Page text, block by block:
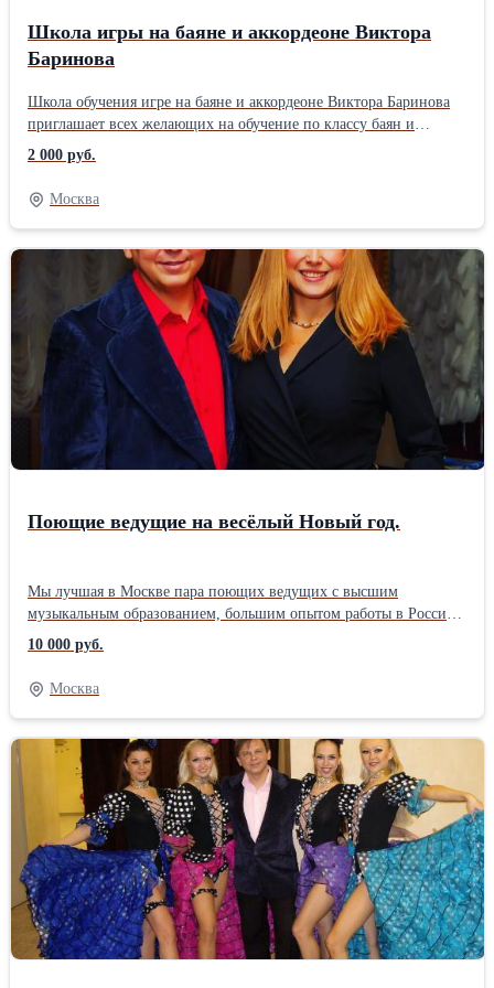
Школа игры на баяне и аккордеоне Виктора
Баринова
Школа обучения игре на баяне и аккордеоне Виктора Баринова
приглашает всех желающих на обучение по классу баян и
аккордеон.Если у Вас есть желание освоить эти инструменты,вы
готовы набраться терпения,я смогу Вам помочь научиться играть
на этих удивительных инструментах.Мои ученики это ученики
музыкальных школ,которые повышают своё мастерство и учат
программу,студенты Вузов и простые любители музыки. Для
каждого уровня ученика я разработал свой авторский метод
обучения.Обучаю с нуля, помогу подобрать инструмент. Готовлю
студентов и учащихся на международные конкурсы.Приходите
заниматься!
2 000 руб.
Москва
Поющие ведущие на весёлый Новый год.
Мы лучшая в Москве пара поющих ведущих с высшим
музыкальным образованием, большим опытом работы в России
и за рубежом. Если Вам нужна яркая и недорогая Новогодняя
программа – мы для Вас просто находка. Мы в одном лице и
организаторы, и исполнители праздника. Мы работаем по всей
Московской области и Москве, имеем свою аппаратуру, свет и
транспорт, выезжаем в ближайшие области Рязанскую,
Ярославскую, Тульскую, Тверскую, Владимирскую, Калужскую и
т.д. Работаем строго по договору с предоплатой, оплата
почасовая с возможностью продления работы. Мы создаём
программу под конкретного заказчика, подбираем музыку,
конкурсы, приветствия и реквизит. В нашей программе много
музыки и танцев, веселых шуток и конкурсов, мы сможем
предложить концертную программу из артистов разных жанров
и собственных номеров, необычных сюрпризов и шоу
двойников. Мы специализируемся на организации и проведении
праздников в русском стиле. В этом нам помогают артисты
русского жанра – фольклорные ансамбли, баянисты, ложкари,
10 000 руб.
Москва